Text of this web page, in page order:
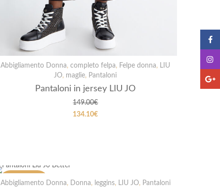
Abbigliamento Donna,completo felpa, Felpe donna, LIU
JO, maglie, Pantaloni
Pantaloni in jersey LIU JO
149.00€
134.10€
PROMOZIONI
Abbigliamento Donna, Donna, leggins, LIU JO, Pantaloni